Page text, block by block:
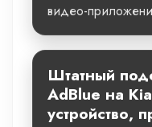
видео-
Штатный
AdBlue на
устройство,